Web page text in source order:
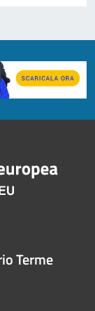
Terme